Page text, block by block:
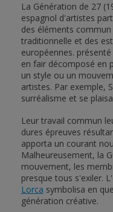
La Génération de 27
espagnol d'artistes
des éléments
traditionnelle et des
européennes.
en fair décomposé en
un style ou un
artistes. Par exemple,
surréalisme et se
Leur travail commun
dures épreuves
apporta un courant
Malheureusement, la
mouvement, les
presque tous s'exiler.
Lorca symbolisa en
génération créative.